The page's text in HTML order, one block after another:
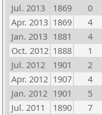
Jul. 2013
1869 0
Apr. 2013 1869 4
Jan. 2013 1881 4
Oct. 2012 1888 1
Jul. 2012
1901 2
Apr. 2012 1907 4
Jan. 2012 1901 5
Jul. 2011
1890 7